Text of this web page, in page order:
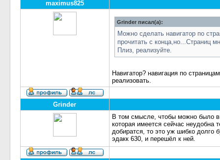
maximus825
Grinder писал(а):
Можно сделать навигатор по
прочитать с конца,но...Страниц
Плиз, реализуйте.
Навигатор? навигация по
реализовать.
Grinder
В том смысле, чтобы можно было
которая имеется сейчас неудобна
добиратся, то это уж шибко долго
эдакк 630, и перешёл к ней.